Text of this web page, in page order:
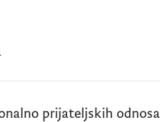
prijateljskih